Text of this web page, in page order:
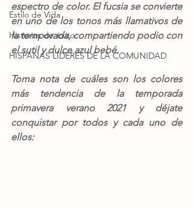
Estilo de Vida
Historias de éxito
HISPANAS LÍDERES DE LA COMUNIDAD
espectro de color. El fucsia se convierte
en uno de los tonos más llamativos de
la temporada, compartiendo podio con
el sutil y dulce azul bebé.
Toma nota de cuáles son los colores
más tendencia de la temporada
primavera verano 2021 y déjate
conquistar por todos y cada uno de
ellos: